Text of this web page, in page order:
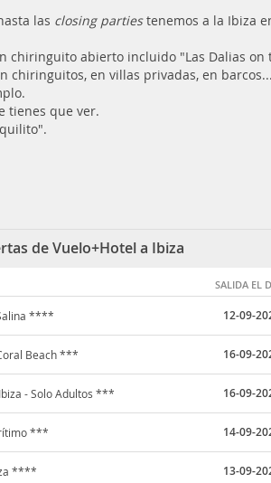
las closing partiestenemos a la Ibiza
chiringuito abierto incluido "Las Dalias on
chiringuitos, en villas privadas, en
tienes que ver.
de Vuelo+Hotel a Ibiza
SALIDA EL
**** 12-09-
Beach *** 16-09-
- Solo Adultos *** 16-09-
*** 14-09-
**** 13-09-